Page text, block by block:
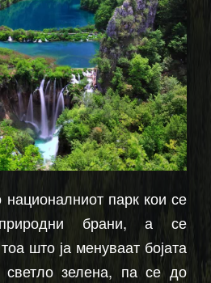
парк кои се
брани, а се
што ја менуваат бојата
зелена, па се до